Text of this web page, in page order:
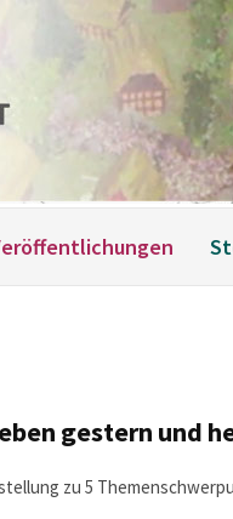
gestern und
zu 5